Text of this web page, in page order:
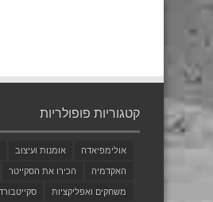
קטגוריות פופולריות
אולימפיאדה אומנות ועיצוב
האקדמיה הכירו את הסקייטר
משחקים ואפליקציות